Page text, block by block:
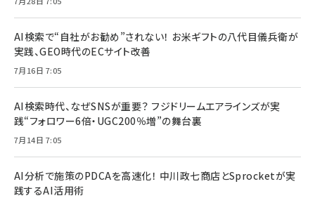
AI検索で“自社がお勧め”されない！ お米ギフトの八代目儀兵衛が
実践、GEO時代のECサイト改善
7月16日 7:05
AI検索時代、なぜSNSが重要？ フジドリームエアラインズが実
践“フォロワー6倍・UGC200％増”の舞台裏
7月14日 7:05
AI分析で施策のPDCAを高速化！ 中川政七商店とSprocketが実
践するAI活用術